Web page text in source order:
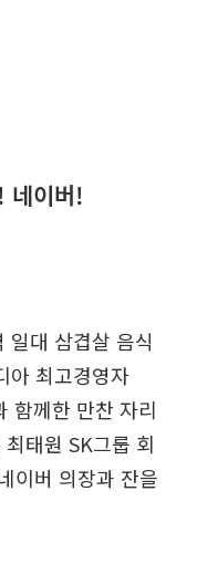
네이버!
일대 삼겹살 음식
아 최고경영자
함께한 만찬 자리
태원 SK그룹 회
이버 의장과 잔을